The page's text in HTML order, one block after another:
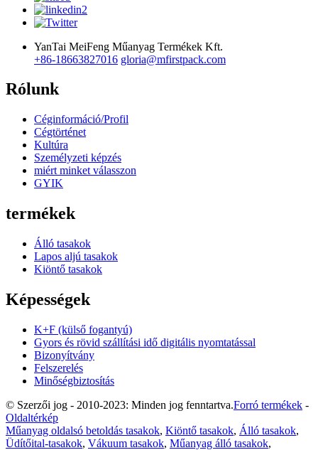
YanTai MeiFeng Műanyag Termékek Kft.
+86-18663827016 gloria@mfirstpack.com
Rólunk
Céginformáció/Profil
Cégtörténet
Kultúra
Személyzeti képzés
miért minket válasszon
GYIK
termékek
Álló tasakok
Lapos aljú tasakok
Kiöntő tasakok
Képességek
K+F (külső fogantyú)
Gyors és rövid szállítási idő digitális nyomtatással
Bizonyítvány
Felszerelés
Minőségbiztosítás
© Szerzői jog - 2010-2023: Minden jog fenntartva.Forró termékek -
Oldaltérkép
Műanyag oldalsó betoldás tasakok, Kiöntő tasakok, Álló tasakok,
Üdítőital-tasakok, Vákuum tasakok, Műanyag álló tasakok,